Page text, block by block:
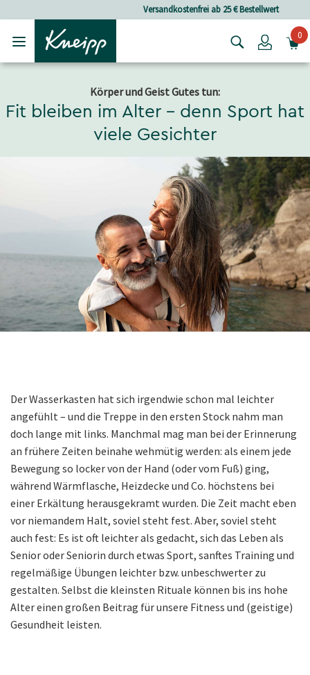
Versandkostenfrei ab 25 € Bestellwert
Login0
Körper und Geist Gutes tun:
Fit bleiben im Alter – denn Sport hat
viele Gesichter
Der Wasserkasten hat sich irgendwie schon mal leichter
angefühlt – und die Treppe in den ersten Stock nahm man
doch lange mit links. Manchmal mag man bei der Erinnerung
an frühere Zeiten beinahe wehmütig werden: als einem jede
Bewegung so locker von der Hand (oder vom Fuß) ging,
während Wärmflasche, Heizdecke und Co. höchstens bei
einer Erkältung herausgekramt wurden. Die Zeit macht eben
vor niemandem Halt, soviel steht fest. Aber, soviel steht
auch fest: Es ist oft leichter als gedacht, sich das Leben als
Senior oder Seniorin durch etwas Sport, sanftes Training und
regelmäßige Übungen leichter bzw. unbeschwerter zu
gestalten. Selbst die kleinsten Rituale können bis ins hohe
Alter einen großen Beitrag für unsere Fitness und (geistige)
Gesundheit leisten.